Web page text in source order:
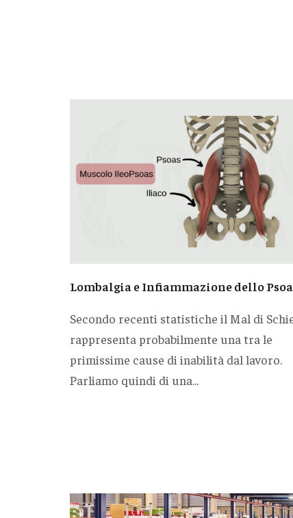
Lombalgia e Infiammazione dello
Secondo recenti statistiche il Mal di
rappresenta probabilmente una tra le
primissime cause di inabilità dal lavoro.
Parliamo quindi di una...